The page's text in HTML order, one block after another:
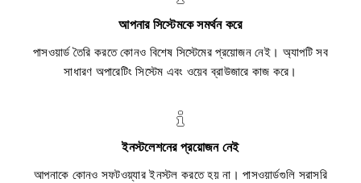
আপনার সিস্টেমকে সমর্থন করে
পাসওয়ার্ড তৈরি করতে কোনও বিশেষ সিস্টেমের প্রয়োজন নেই। অ্যাপটি সব
সাধারণ অপারেটিং সিস্টেম এবং ওয়েব ব্রাউজারে কাজ করে।
ইনস্টলেশনের প্রয়োজন নেই
আপনাকে কোনও সফটওয়্যার ইনস্টল করতে হয় না। পাসওয়ার্ডগুলি সরাসরি